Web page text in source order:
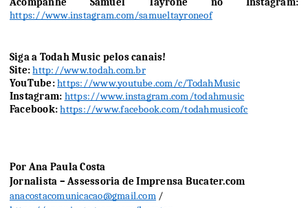
https://www.instagram.com/samueltayroneof
Siga a Todah Music pelos canais!
Site: http://www.todah.com.br
YouTube: https://www.youtube.com/c/TodahMusic
Instagram: https://www.instagram.com/todahmusic
Facebook: https://www.facebook.com/todahmusicofc
Por Ana Paula Costa
Jornalista – Assessoria de Imprensa Bucater.com
anacostacomunicacao@gmail.com